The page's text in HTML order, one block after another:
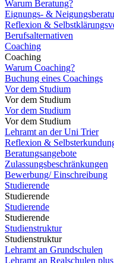
Warum Beratung?
Eignungs- &
Reflexion &
Berufsalternativen
Coaching
Coaching
Warum Coaching?
Buchung eines Coachings
Vor dem Studium
Vor dem Studium
Vor dem Studium
Vor dem Studium
Lehramt an der Uni Trier
Reflexion &
Beratungsangebote
Zulassungsbeschränkungen
Bewerbung/ Einschreibung
Studierende
Studierende
Studierende
Studierende
Studienstruktur
Studienstruktur
Lehramt an Grundschulen
Lehramt an Realschulen plus